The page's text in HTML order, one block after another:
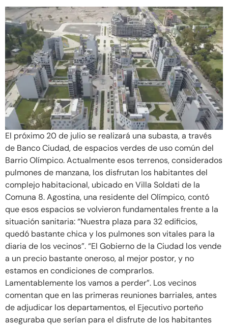
El próximo 20 de julio se realizará una subasta, a través
de Banco Ciudad, de espacios verdes de uso común del
Barrio Olímpico. Actualmente esos terrenos, considerados
pulmones de manzana, los disfrutan los habitantes del
complejo habitacional, ubicado en Villa Soldati de la
Comuna 8. Agostina, una residente del Olímpico, contó
que esos espacios se volvieron fundamentales frente a la
situación sanitaria: “Nuestra plaza para 32 edificios,
quedó bastante chica y los pulmones son vitales para la
diaria de los vecinos”. “El Gobierno de la Ciudad los vende
a un precio bastante oneroso, al mejor postor, y no
estamos en condiciones de comprarlos.
Lamentablemente los vamos a perder”. Los vecinos
comentan que en las primeras reuniones barriales, antes
de adjudicar los departamentos, el Ejecutivo porteño
aseguraba que serían para el disfrute de los habitantes